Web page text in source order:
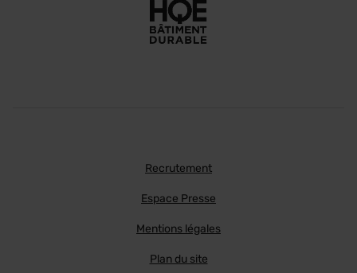
Recrutement
Espace Presse
Mentions légales
Plan du site